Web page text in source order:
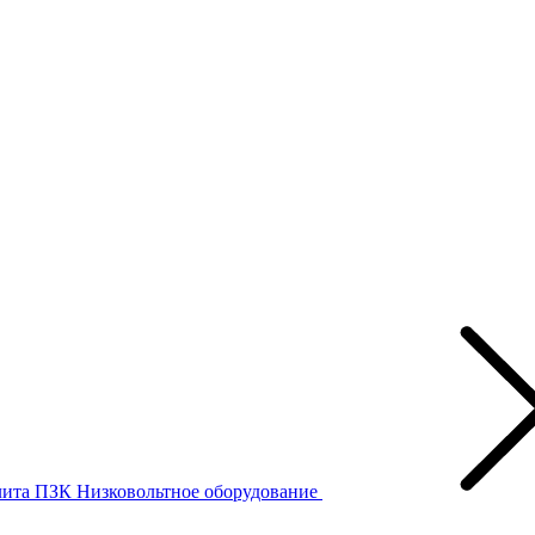
ПЗК Низковольтное оборудование